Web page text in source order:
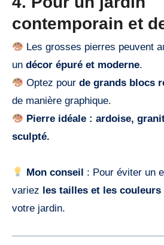
contemporain et
Les grosses pierres peuvent
un décor épuré et moderne.
Optez pourde grands blocs
de manière graphique.
Pierre idéale : ardoise,
sculpté.
Mon conseil
: Pour éviter un
variez les tailles et les couleurs
votre jardin.